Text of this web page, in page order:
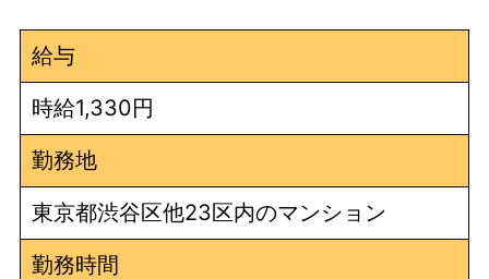
給与
時給1,330円
勤務地
東京都渋谷区他23区内のマンション
勤務時間